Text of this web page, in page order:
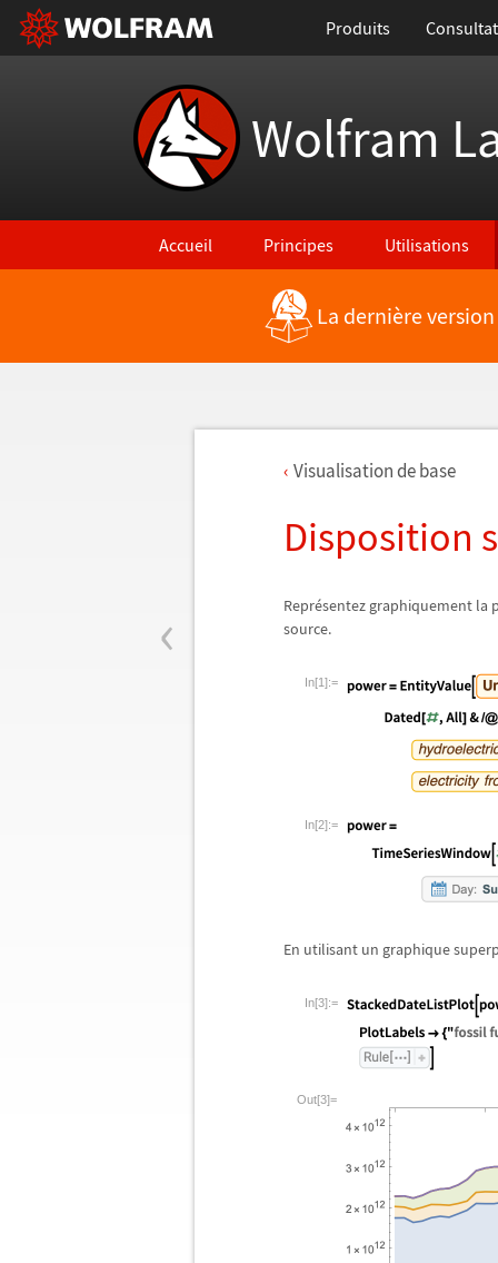
Produits
Wolfram
Accueil Principes Utilisations
La dernière
‹
Visualisation de base
Disposition
Représentez graphiquement la
source.
In[1]:=
In[2]:=
En utilisant un graphique
In[3]:=
Out[3]=